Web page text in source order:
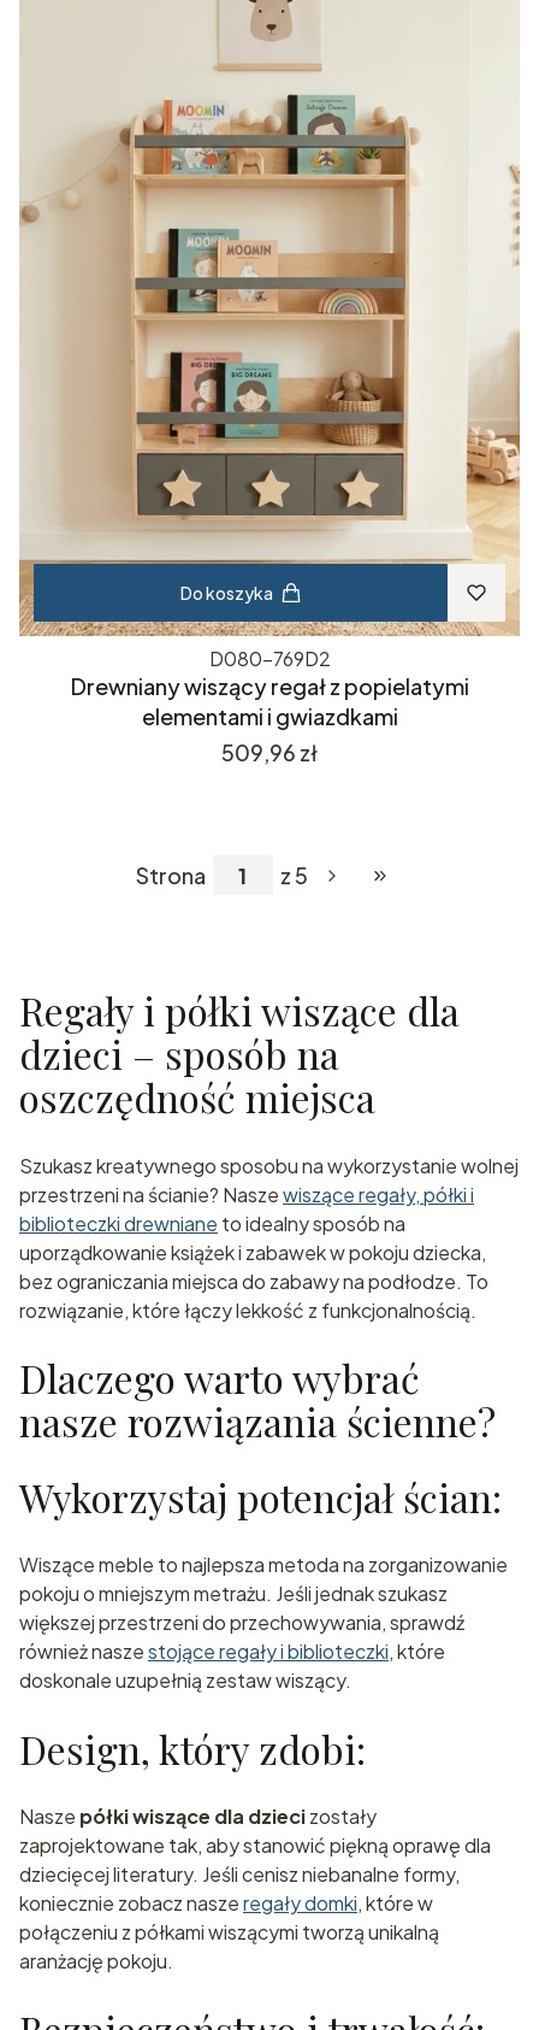
Do koszyka
D080-769D2
Drewniany wiszący regał z popielatymi
elementami i gwiazdkami
Cena
509,96 zł
Strona z 5 Przejdź do
Regały i półki wiszące dla
dzieci – sposób na
oszczędność miejsca
Szukasz kreatywnego sposobu na wykorzystanie wolnej
przestrzeni na ścianie? Naszewiszące regały, półki i
biblioteczki drewniane to idealny sposób na
uporządkowanie książek i zabawek w pokoju dziecka,
bez ograniczania miejsca do zabawy na podłodze. To
rozwiązanie, które łączy lekkość z funkcjonalnością.
Dlaczego warto wybrać
nasze rozwiązania ścienne?
Wykorzystaj potencjał ścian:
Wiszące meble to najlepsza metoda na zorganizowanie
pokoju o mniejszym metrażu. Jeśli jednak szukasz
większej przestrzeni do przechowywania, sprawdź
również naszestojące regały i biblioteczki, które
doskonale uzupełnią zestaw wiszący.
Design, który zdobi:
Nasze półki wiszące dla dziecizostały
zaprojektowane tak, aby stanowić piękną oprawę dla
dziecięcej literatury. Jeśli cenisz niebanalne formy,
koniecznie zobacz naszeregały domki, które w
połączeniu z półkami wiszącymi tworzą unikalną
aranżację pokoju.